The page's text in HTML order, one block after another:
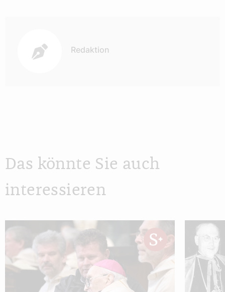
Redaktion
Das könnte Sie auch
interessieren